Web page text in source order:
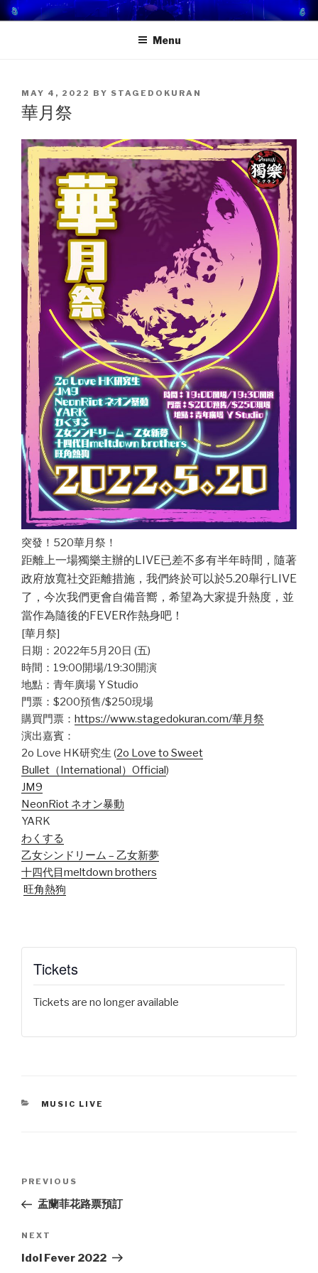
Skip
to
STAGE DOKURAN 獨樂地盤
一個屬於你的舞台！
Menu
POSTED
ON
MAY 4, 2022 BY STAGEDOKURAN
華月祭
突發！520華月祭！
距離上一場獨樂主辦的LIVE已差不多有半年時間，隨著
政府放寬社交距離措施，我們終於可以於5.20舉行LIVE
了，今次我們更會自備音嚮，希望為大家提升熱度，並
當作為隨後的FEVER作熱身吧！
[華月祭]
日期：2022年5月20日 (五)
時間：19:00開場/19:30開演
地點：青年廣場 Y Studio
門票：$200預售/$250現場
購買門票： https://www.stagedokuran.com/華月祭
演出嘉賓：
2o Love HK研究生 (2o Love to Sweet
Bullet（International）Official)
JM9
NeonRiot ネオン暴動
YARK
わくする
乙女シンドリーム – 乙女新夢
十四代目meltdown brothers
旺角熱狗
Tickets
Tickets are no longer available
CATEGORIES
MUSIC LIVE
Previous
Post
PREVIOUS
盂蘭菲花路票預訂
Next
Post
NEXT
Idol Fever 2022